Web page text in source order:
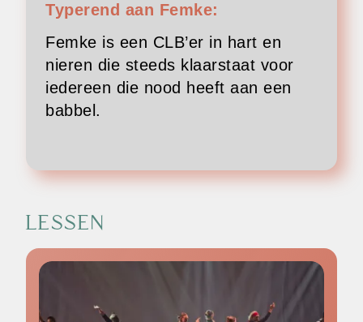
Typerend aan Femke:
Femke is een CLB’er in hart en
nieren die steeds klaarstaat voor
iedereen die nood heeft aan een
babbel.
LESSEN